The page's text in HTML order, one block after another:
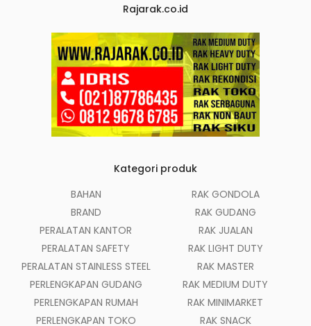
Rajarak.co.id
Kategori produk
BAHAN
BRAND
PERALATAN KANTOR
PERALATAN SAFETY
PERALATAN STAINLESS STEEL
PERLENGKAPAN GUDANG
PERLENGKAPAN RUMAH
PERLENGKAPAN TOKO
RAK GONDOLA
RAK GUDANG
RAK JUALAN
RAK LIGHT DUTY
RAK MASTER
RAK MEDIUM DUTY
RAK MINIMARKET
RAK SNACK